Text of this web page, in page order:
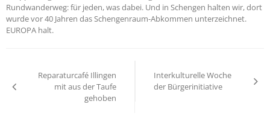
Rundwanderweg: für jeden, was dabei. Und in Schengen halten wir, dort
wurde vor 40 Jahren das Schengenraum-Abkommen unterzeichnet.
EUROPA halt.
Reparaturcafé Illingen
mit aus der Taufe
gehoben
Interkulturelle Woche
der Bürgerinitiative